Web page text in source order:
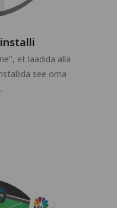
et laadida alla
see oma